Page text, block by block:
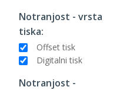
Notranjost - vrsta
tiska:
Offset tisk
Digitalni tisk
Notranjost -